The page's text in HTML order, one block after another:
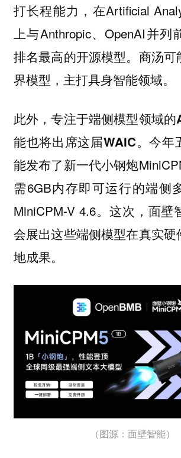
打长程能力，在Artificial
上与Anthropic、OpenAI并列
排名最高的开源模型。商汤
界模型，主打具身智能领域。
此外，专注于端侧模型领域
能也将出席这届WAIC。今年
能发布了新一代小钢炮
需6GB内存即可运行的端侧
MiniCPM-V 4.6。这次，面壁
会展出这些端侧模型在真实硬
地成果。
（图源：面壁智能）